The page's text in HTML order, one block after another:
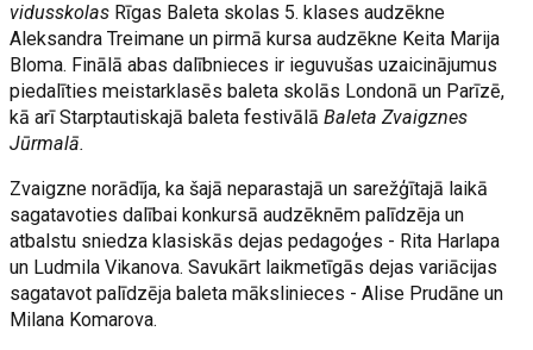
vidusskolas Rīgas Baleta skolas 5. klases audzēkne
Aleksandra Treimane un pirmā kursa audzēkne Keita Marija
Bloma. Finālā abas dalībnieces ir ieguvušas uzaicinājumus
piedalīties meistarklasēs baleta skolās Londonā un Parīzē,
kā arī Starptautiskajā baleta festivālāBaleta Zvaigznes
Jūrmalā.
Zvaigzne norādīja, ka šajā neparastajā un sarežģītajā laikā
sagatavoties dalībai konkursā audzēknēm palīdzēja un
atbalstu sniedza klasiskās dejas pedagoģes - Rita Harlapa
un Ludmila Vikanova. Savukārt laikmetīgās dejas variācijas
sagatavot palīdzēja baleta mākslinieces - Alise Prudāne un
Milana Komarova.